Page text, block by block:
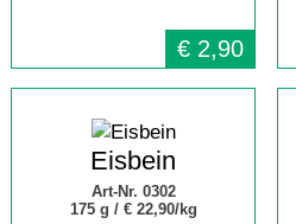
€ 2,90
Eisbein
Art-Nr. 0302
175 g / € 22,90/kg